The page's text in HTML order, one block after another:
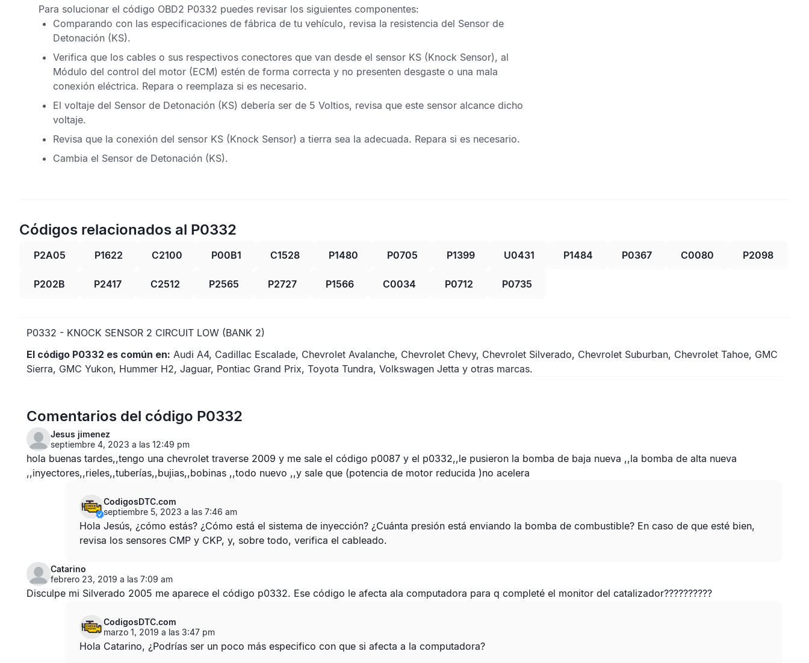
Para solucionar el código OBD2 P0332 puedes revisar los siguientes componentes:
Comparando con las especificaciones de fábrica de tu vehículo, revisa la resistencia del Sensor de
Detonación (KS).
Verifica que los cables o sus respectivos conectores que van desde el sensor KS (Knock Sensor), al
Módulo del control del motor (ECM) estén de forma correcta y no presenten desgaste o una mala
conexión eléctrica. Repara o reemplaza si es necesario.
El voltaje del Sensor de Detonación (KS) debería ser de 5 Voltios, revisa que este sensor alcance dicho
voltaje.
Revisa que la conexión del sensor KS (Knock Sensor) a tierra sea la adecuada. Repara si es necesario.
Cambia el Sensor de Detonación (KS).
Códigos relacionados al P0332
P2A05 P1622 C2100 P00B1 C1528 P1480 P0705 P1399 U0431 P1484 P0367 C0080 P2098
P202B P2417 C2512 P2565 P2727 P1566 C0034 P0712 P0735
P0332 - KNOCK SENSOR 2 CIRCUIT LOW (BANK 2)
El código P0332 es común en: Audi A4, Cadillac Escalade, Chevrolet Avalanche, Chevrolet Chevy, Chevrolet Silverado, Chevrolet Suburban, Chevrolet Tahoe, GMC
Sierra, GMC Yukon, Hummer H2, Jaguar, Pontiac Grand Prix, Toyota Tundra, Volkswagen Jetta y otras marcas.
Comentarios del código P0332
Jesus jimenez
septiembre 4, 2023 a las 12:49 pm
hola buenas tardes,,tengo una chevrolet traverse 2009 y me sale el código p0087 y el p0332,,le pusieron la bomba de baja nueva ,,la bomba de alta nueva
,,inyectores,,rieles,,tuberías,,bujias,,bobinas ,,todo nuevo ,,y sale que (potencia de motor reducida )no acelera
CodigosDTC.com
septiembre 5, 2023 a las 7:46 am
Hola Jesús, ¿cómo estás? ¿Cómo está el sistema de inyección? ¿Cuánta presión está enviando la bomba de combustible? En caso de que esté bien,
revisa los sensores CMP y CKP, y, sobre todo, verifica el cableado.
Catarino
febrero 23, 2019 a las 7:09 am
Disculpe mi Silverado 2005 me aparece el código p0332. Ese código le afecta ala computadora para q completé el monitor del catalizador??????????
CodigosDTC.com
marzo 1, 2019 a las 3:47 pm
Hola Catarino, ¿Podrías ser un poco más especifico con que si afecta a la computadora?